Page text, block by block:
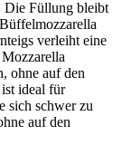
Die Füllung bleibt
verleiht eine
ohne auf den
ideal für
sich schwer zu
auf den